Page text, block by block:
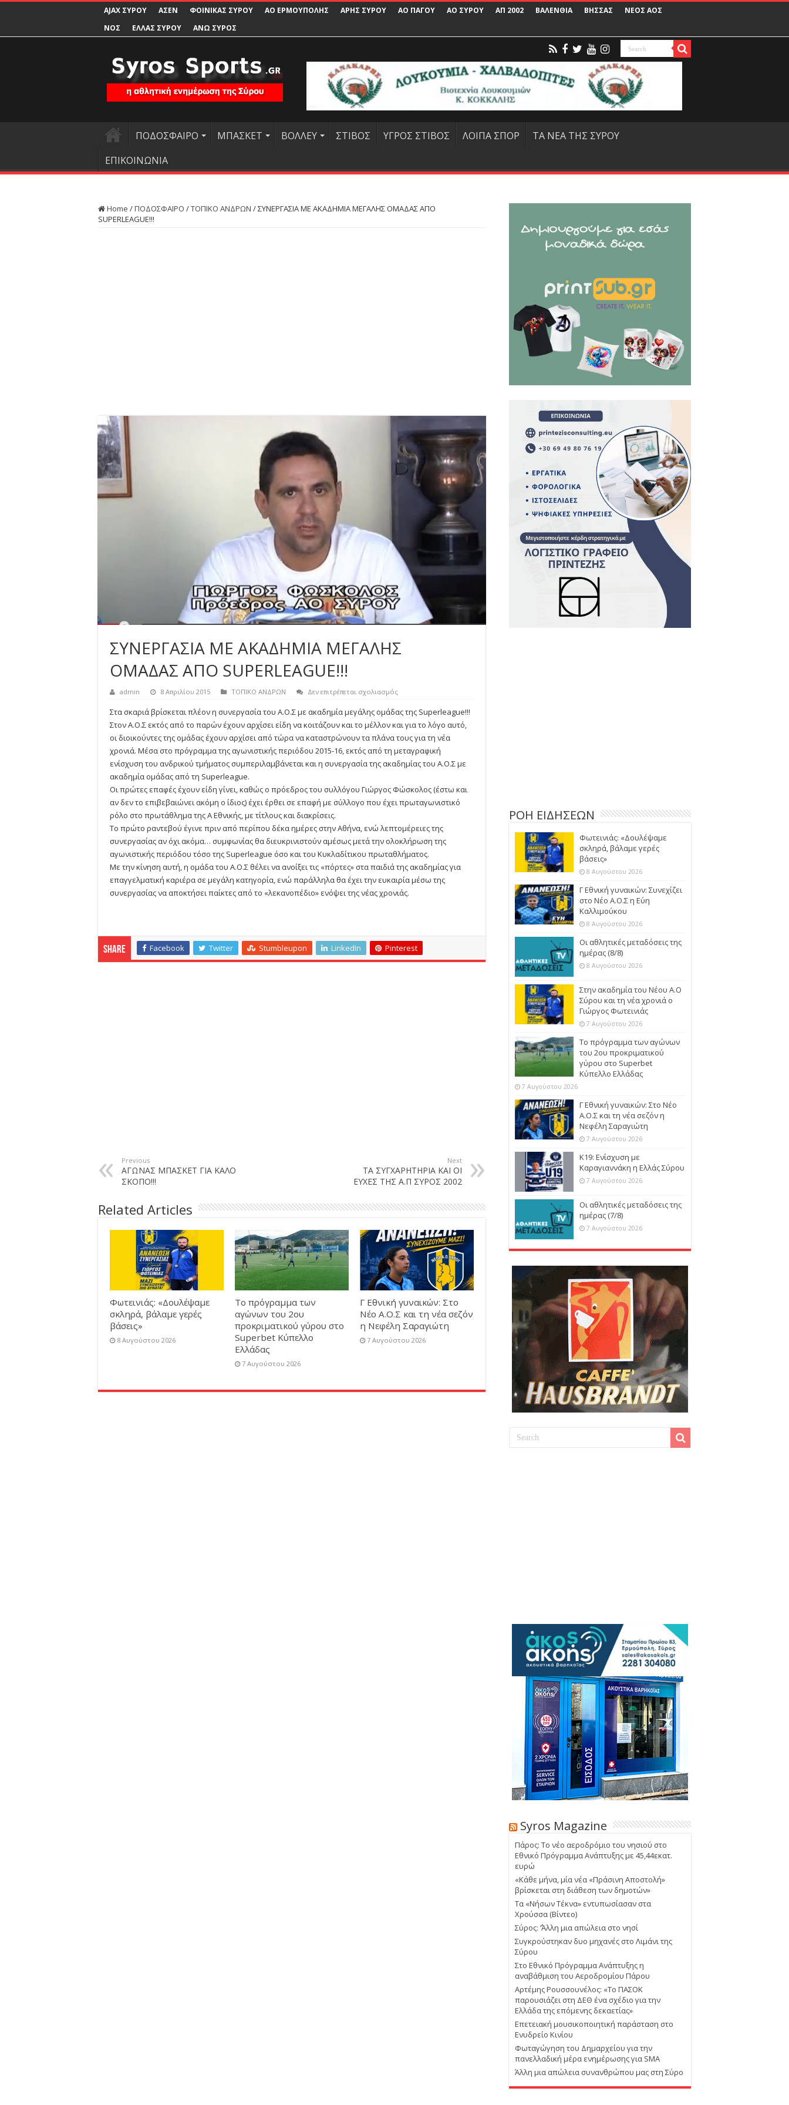
AJAX ΣΥΡΟΥ ΑΣΕΝ ΦΟΙΝΙΚΑΣ ΣΥΡΟΥ ΑΟ ΕΡΜΟΥΠΟΛΗΣ ΑΡΗΣ ΣΥΡΟΥ ΑΟ ΠΑΓΟΥ ΑΟ ΣΥΡΟΥ ΑΠ 2002 ΒΑΛΕΝΘΙΑ ΒΗΣΣΑΣ
ΝΕΟΣ ΑΟΣ
ΝΟΣ
ΕΛΛΑΣ ΣΥΡΟΥ ΑΝΩ ΣΥΡΟΣ
ΠΟΔΟΣΦΑΙΡΟ ΜΠΑΣΚΕΤ ΒΟΛΛΕΥ ΣΤΙΒΟΣ ΥΓΡΟΣ ΣΤΙΒΟΣ ΛΟΙΠΑ ΣΠΟΡ
ΤΑ ΝΕΑ ΤΗΣ ΣΥΡΟΥ
ΕΠΙΚΟΙΝΩΝΙΑ
Home /ΠΟΔΟΣΦΑΙΡΟ /ΤΟΠΙΚΟ ΑΝΔΡΩΝ /ΣΥΝΕΡΓΑΣΙΑ ΜΕ ΑΚΑΔΗΜΙΑ ΜΕΓΑΛΗΣ ΟΜΑΔΑΣ ΑΠΟ
SUPERLEAGUE!!!
ΣΥΝΕΡΓΑΣΙΑ ΜΕ ΑΚΑΔΗΜΙΑ ΜΕΓΑΛΗΣ
ΟΜΑΔΑΣ ΑΠΟ SUPERLEAGUE!!!
admin 8 Απριλίου 2015 ΤΟΠΙΚΟ ΑΝΔΡΩΝ Δεν επιτρέπεται σχολιασμόςστο
ΑΚΑΔΗΜΙΑ
ΜΕΓΑΛΗΣ
ΟΜΑΔΑΣ
ΑΠΟ
SUPERLEAGUE!!!
Στα σκαριά βρίσκεται πλέον η συνεργασία του Α.Ο.Σ με ακαδημία μεγάλης ομάδας της Superleague!!!
Στον Α.Ο.Σ εκτός από το παρών έχουν αρχίσει είδη να κοιτάζουν και το μέλλον και για το λόγο αυτό,
οι διοικούντες της ομάδας έχουν αρχίσει από τώρα να καταστρώνουν τα πλάνα τους για τη νέα
χρονιά. Mέσα στο πρόγραμμα της αγωνιστικής περιόδου 2015-16, εκτός από τη μεταγραφική
ενίσχυση του ανδρικού τμήματος συμπεριλαμβάνεται και η συνεργασία της ακαδημίας του Α.Ο.Σ με
ακαδημία ομάδας από τη Superleague.
Οι πρώτες επαφές έχουν είδη γίνει, καθώς ο πρόεδρος του συλλόγου Γιώργος Φώσκολος (έστω και
αν δεν το επιβεβαιώνει ακόμη ο ίδιος) έχει έρθει σε επαφή με σύλλογο που έχει πρωταγωνιστικό
ρόλο στο πρωτάθλημα της Α Εθνικής, με τίτλους και διακρίσεις.
Το πρώτο ραντεβού έγινε πριν από περίπου δέκα ημέρες στην Αθήνα, ενώ λεπτομέρειες της
συνεργασίας αν όχι ακόμα… συμφωνίας θα διευκρινιστούν αμέσως μετά την ολοκλήρωση της
αγωνιστικής περιόδου τόσο της Superleague όσο και του Κυκλαδίτικου πρωταθλήματος.
Με την κίνηση αυτή, η ομάδα του Α.Ο.Σ θέλει να ανοίξει τις «πόρτες» στα παιδιά της ακαδημίας για
επαγγελματική καριέρα σε μεγάλη κατηγορία, ενώ παράλληλα θα έχει την ευκαιρία μέσω της
συνεργασίας να αποκτήσει παίκτες από το «λεκανοπέδιο» ενόψει της νέας χρονιάς.
Share Facebook Twitter Stumbleupon LinkedIn Pinterest
Previous
ΑΓΩΝΑΣ ΜΠΑΣΚΕΤ ΓΙΑ ΚΑΛΟ
ΣΚΟΠΟ!!!
Next
ΤΑ ΣΥΓΧΑΡΗΤΗΡΙΑ ΚΑΙ ΟΙ
ΕΥΧΕΣ ΤΗΣ Α.Π ΣΥΡΟΣ 2002
Related Articles
Φωτεινιάς: «Δουλέψαμε
σκληρά, βάλαμε γερές
βάσεις»
8 Αυγούστου 2026
Το πρόγραμμα των
αγώνων του 2ου
προκριματικού γύρου στο
Superbet Κύπελλο
Ελλάδας
7 Αυγούστου 2026
Γ Εθνική γυναικών: Στο
Νέο Α.Ο.Σ και τη νέα σεζόν
η Νεφέλη Σαραγιώτη
7 Αυγούστου 2026
ΡΟΗ ΕΙΔΗΣΕΩΝ
Φωτεινιάς: «Δουλέψαμε
σκληρά, βάλαμε γερές
βάσεις»
8 Αυγούστου 2026
Γ Εθνική γυναικών: Συνεχίζει
στο Νέο Α.Ο.Σ η Εύη
Καλλιμούκου
8 Αυγούστου 2026
Οι αθλητικές μεταδόσεις της
ημέρας (8/8)
8 Αυγούστου 2026
Στην ακαδημία του Νέου Α.Ο
Σύρου και τη νέα χρονιά ο
Γιώργος Φωτεινιάς
7 Αυγούστου 2026
Το πρόγραμμα των αγώνων
του 2ου προκριματικού
γύρου στο Superbet
Κύπελλο Ελλάδας
7 Αυγούστου 2026
Γ Εθνική γυναικών: Στο Νέο
Α.Ο.Σ και τη νέα σεζόν η
Νεφέλη Σαραγιώτη
7 Αυγούστου 2026
Κ19: Ενίσχυση με
Καραγιαννάκη η Ελλάς Σύρου
7 Αυγούστου 2026
Οι αθλητικές μεταδόσεις της
ημέρας (7/8)
7 Αυγούστου 2026
Syros Magazine
Πάρος: Το νέο αεροδρόμιο του νησιού στο
Εθνικό Πρόγραμμα Ανάπτυξης με 45,44εκατ.
ευρώ
«Κάθε μήνα, μία νέα «Πράσινη Αποστολή»
βρίσκεται στη διάθεση των δημοτών»
Τα «Νήσων Τέκνα» εντυπωσίασαν στα
Χρούσσα (Βίντεο)
Σύρος: ΄’Άλλη μια απώλεια στο νησί
Συγκρούστηκαν δυο μηχανές στο Λιμάνι της
Σύρου
Στο Εθνικό Πρόγραμμα Ανάπτυξης η
αναβάθμιση του Αεροδρομίου Πάρου
Αρτέμης Ρουσσουνέλος: «Το ΠΑΣΟΚ
παρουσιάζει στη ΔΕΘ ένα σχέδιο για την
Ελλάδα της επόμενης δεκαετίας»
Επετειακή μουσικοποιητική παράσταση στο
Ενυδρείο Κινίου
Φωταγώγηση του Δημαρχείου για την
πανελλαδική μέρα ενημέρωσης για SMA
Άλλη μια απώλεια συνανθρώπου μας στη Σύρο